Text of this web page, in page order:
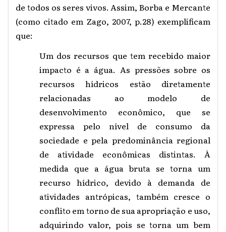
de todos os seres vivos. Assim, Borba e Mercante
(como citado em Zago, 2007, p.28) exemplificam
que:
Um dos recursos que tem recebido maior
impacto é a água. As pressões sobre os
recursos hídricos estão diretamente
relacionadas ao modelo de
desenvolvimento econômico, que se
expressa pelo nível de consumo da
sociedade e pela predominância regional
de atividade econômicas distintas. À
medida que a água bruta se torna um
recurso hídrico, devido à demanda de
atividades antrópicas, também cresce o
conflito em torno de sua apropriação e uso,
adquirindo valor, pois se torna um bem